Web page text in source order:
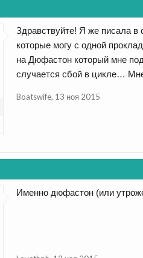
Здравствуйте! Я же писала в
которые могу с одной
на Дюфастон который мне
случается сбой в цикле…
Boatswife, 13 ноя 2015
Именно дюфастон (или